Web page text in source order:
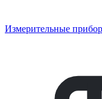
Измерительные